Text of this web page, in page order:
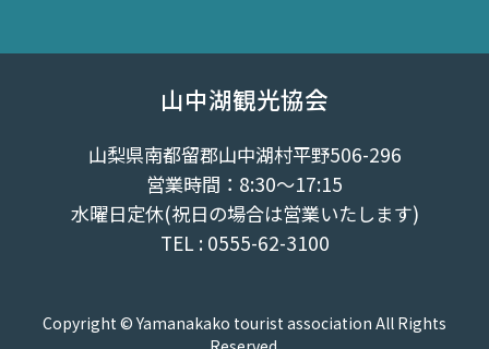
山中湖観光協会
山梨県南都留郡山中湖村平野506-296
営業時間：8:30～17:15
水曜日定休(祝日の場合は営業いたします)
TEL : 0555-62-3100
Copyright © Yamanakako tourist association All Rights